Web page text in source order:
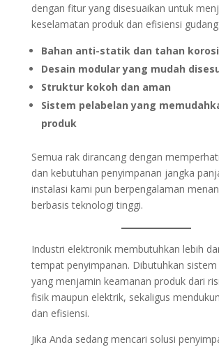
dengan fitur yang disesuaikan untuk
keselamatan produk dan efisiensi gudang:
Bahan anti-statik dan tahan korosi
Desain modular yang mudah
Struktur kokoh dan aman
Sistem pelabelan yang
produk
Semua rak dirancang dengan
dan kebutuhan penyimpanan jangka
instalasi kami pun berpengalaman
berbasis teknologi tinggi.
Industri elektronik membutuhkan lebih
tempat penyimpanan. Dibutuhkan sistem
yang menjamin keamanan produk dari
fisik maupun elektrik, sekaligus
dan efisiensi.
Jika Anda sedang mencari solusi